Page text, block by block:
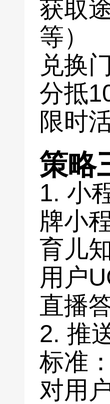
获取
等）
兑换
分抵
限时
策略
1. 小
牌小
育儿
用户
直播
2. 推
标准：
对用